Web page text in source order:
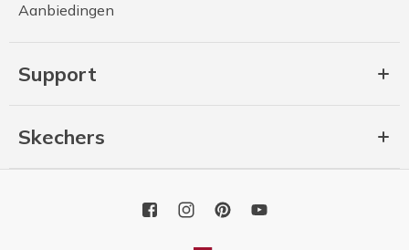
Aanbiedingen
Support
Skechers